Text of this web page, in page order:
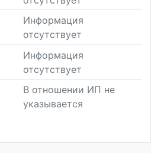
Информация
отсутствует
Информация
отсутствует
В отношении ИП не
указывается